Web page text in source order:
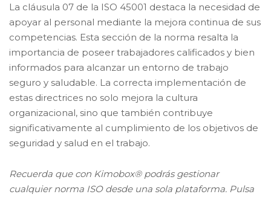
La cláusula 07 de la ISO 45001 destaca la necesidad de
apoyar al personal mediante la mejora continua de sus
competencias. Esta sección de la norma resalta la
importancia de poseer trabajadores calificados y bien
informados para alcanzar un entorno de trabajo
seguro y saludable. La correcta implementación de
estas directrices no solo mejora la cultura
organizacional, sino que también contribuye
significativamente al cumplimiento de los objetivos de
seguridad y salud en el trabajo.
Recuerda que con Kimobox® podrás gestionar
cualquier norma ISO desde una sola plataforma. Pulsa